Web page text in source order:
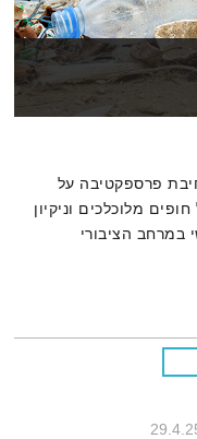
פרספקטיבה על
מלוכלכים וניקיון
במרחב הציבורי